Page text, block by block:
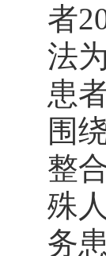
者
法
患
围
整
殊
务